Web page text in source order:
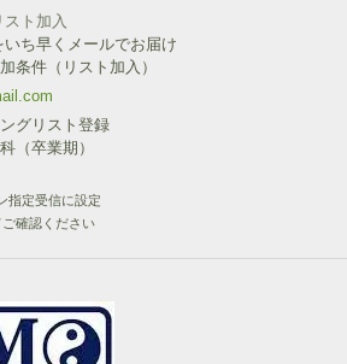
ト加入
ち早くメールでお届け
条件（リスト加入）
グリスト登録
（卒業期）
指定受信に設定
ご確認ください